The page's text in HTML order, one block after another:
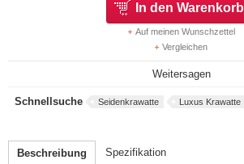
In den Warenkorb
Auf meinen Wunschzettel
Vergleichen
Weitersagen
Schnellsuche Seidenkrawatte Luxus Krawatte
Beschreibung Spezifikation